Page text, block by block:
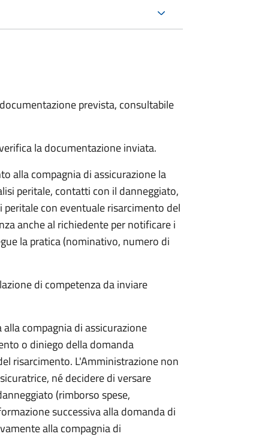
prevista, consultabile
la documentazione inviata.
alla compagnia di assicurazione la
peritale, contatti con il danneggiato,
con eventuale risarcimento del
anche al richiedente per notificare i
la pratica (nominativo, numero di
di competenza da inviare
compagnia di assicurazione
o diniego della domanda
risarcimento. L'Amministrazione non
né decidere di versare
(rimborso spese,
successiva alla domanda di
alla compagnia di